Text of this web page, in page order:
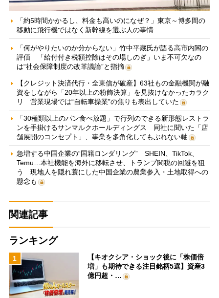
「約5時間かかるし、料金も高いのになぜ？」東京～博多間の
移動に飛行機ではなく新幹線を選ぶ人の事情
「何がやりたいのか分からない」竹中平蔵氏が語る高市内閣の
評価 「給付付き税額控除はその場しのぎ」いま不可欠なの
は“社会保障制度の改革議論”と指摘
【クレジット決済代行・全東信が破産】63社もの金融機関が融
資をしながら「20年以上の粉飾決算」を見抜けなかったカラク
リ 営業現場では“自転車操業”の焦りも表出していた
「30種類以上のパン食べ放題」で行列のできる新形態レストラ
ンを手掛けるサンマルクホールディングス 同社に聞いた「店
舗展開のコンセプト」、事業を多角化してもぶれない軸
急増する中国企業の“国籍ロンダリング” SHEIN、TikTok、
Temu…本社機能を海外に移転させ、トランプ関税の回避を狙
う 現地人を隠れ蓑にした中国企業の農業参入・土地取得への
懸念も
関連記事
ランキング
1
【キオクシア・ショック後に「株価倍
増」も期待できる注目銘柄5選】資産3
億円超・…